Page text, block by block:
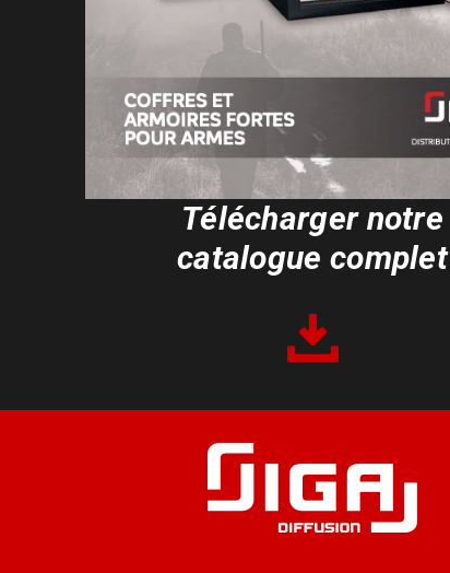
Télécharger notre
catalogue complet